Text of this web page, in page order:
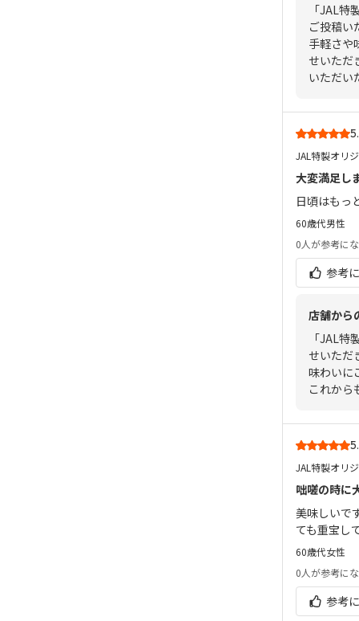
「JAL
ご投稿い
手軽さや
せいただ
いただい
JAL特製オリ
大変満足し
日頃はもっ
60歳代男性
0人が参考に
参考
店舗から
「JAL
せいただ
味わいに
これから
JAL特製オリ
咄嗟の時に
美味しいで
ても重宝し
60歳代女性
0人が参考に
参考